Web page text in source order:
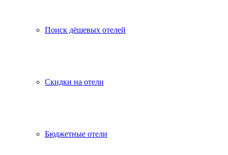
Поиск дёшевых отелей
Скидки на отели
Бюджетные отели